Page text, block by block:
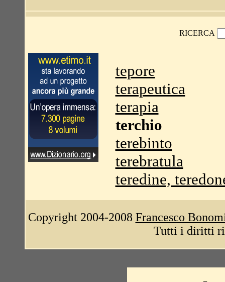
RICERCA
tepore
terapeutica
terapia
terchio
terebinto
terebratula
teredine,
Copyright 2004-2008 Francesco
Tutti i diritti